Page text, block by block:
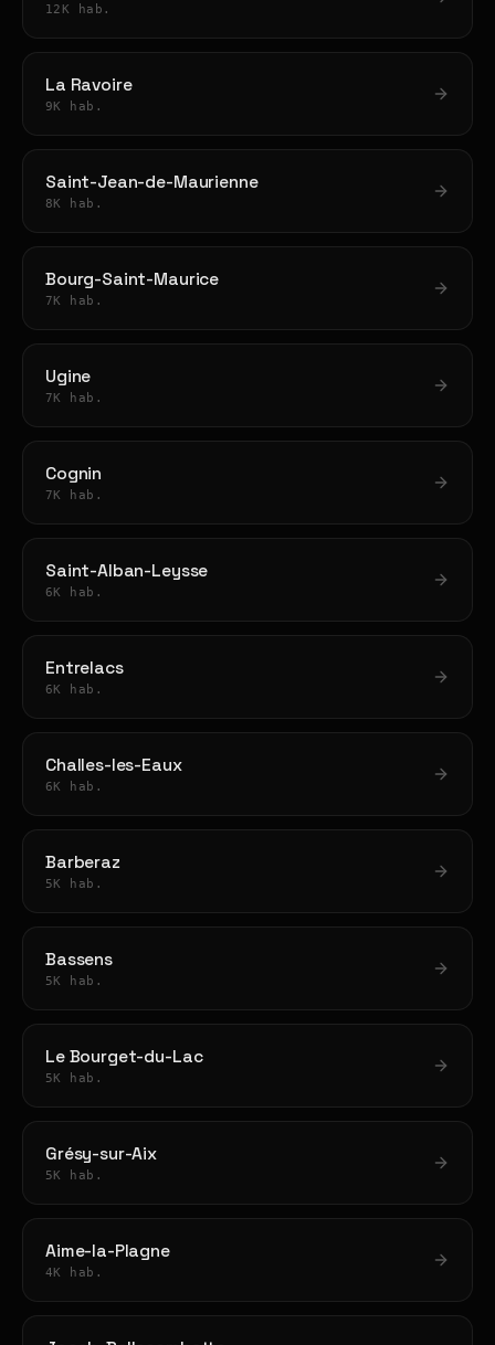
12K hab.
La Ravoire
9K hab.
Saint-Jean-de-Maurienne
8K hab.
Bourg-Saint-Maurice
7K hab.
Ugine
7K hab.
Cognin
7K hab.
Saint-Alban-Leysse
6K hab.
Entrelacs
6K hab.
Challes-les-Eaux
6K hab.
Barberaz
5K hab.
Bassens
5K hab.
Le Bourget-du-Lac
5K hab.
Grésy-sur-Aix
5K hab.
Aime-la-Plagne
4K hab.